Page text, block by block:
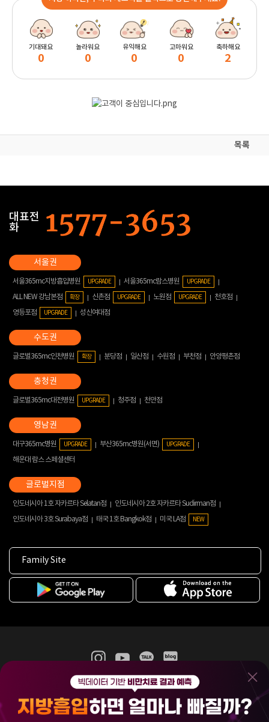
기대돼요
0
놀라워요
0
유익해요
0
고마워요
0
축하해요
2
목록
대표전
화
서울365mc지방흡입병원 UPGRADE 서울365mc람스병원 UPGRADE
ALL NEW 강남본점 확장 신촌점 UPGRADE 노원점 UPGRADE
천호점
영등포점
UPGRADE 성신여대점
글로벌365mc인천병원 확장 분당점 일산점 수원점 부천점 안양평촌점
글로벌365mc대전병원 UPGRADE 청주점 천안점
대구365mc병원 UPGRADE 부산365mc병원(서면) UPGRADE
해운대 람스 스페셜센터
인도네시아 1호 자카르타 Selatan점
인도네시아 2호 자카르타 Sudirman점
인도네시아 3호 Surabaya점
태국 1호 Bangkok점 미국 LA점 NEW
Family Site
365mc 병·의원 이용약관
홈페이지 이용약관
비급여진료수가